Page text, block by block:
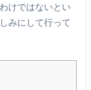
けではないとい
みにして行って